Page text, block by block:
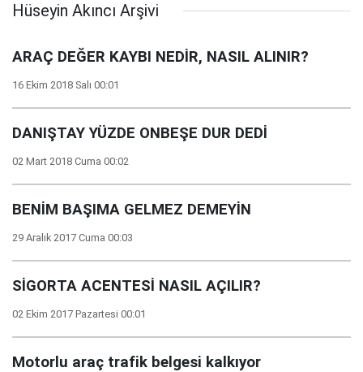
Hüseyin Akıncı Arşivi
ARAÇ DEĞER KAYBI NEDİR, NASIL ALINIR?
16 Ekim 2018 Salı 00:01
DANIŞTAY YÜZDE ONBEŞE DUR DEDİ
02 Mart 2018 Cuma 00:02
BENİM BAŞIMA GELMEZ DEMEYİN
29 Aralık 2017 Cuma 00:03
SİGORTA ACENTESİ NASIL AÇILIR?
02 Ekim 2017 Pazartesi 00:01
Motorlu araç trafik belgesi kalkıyor